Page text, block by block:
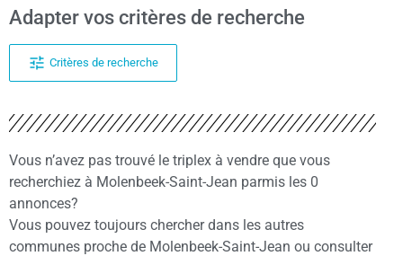
Adapter vos critères de recherche
Critères de recherche
Vous n’avez pas trouvé le triplex à vendre que vous
recherchiez à Molenbeek-Saint-Jean parmis les 0
annonces?
Vous pouvez toujours chercher dans les autres
communes proche de Molenbeek-Saint-Jean ou consulter